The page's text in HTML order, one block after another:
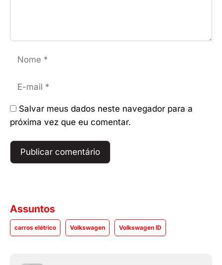
Nome
E-
mail
Salvar meus dados neste navegador para a
próxima vez que eu comentar.
Assuntos
carros elétrico Volkswagen Volkswagen ID